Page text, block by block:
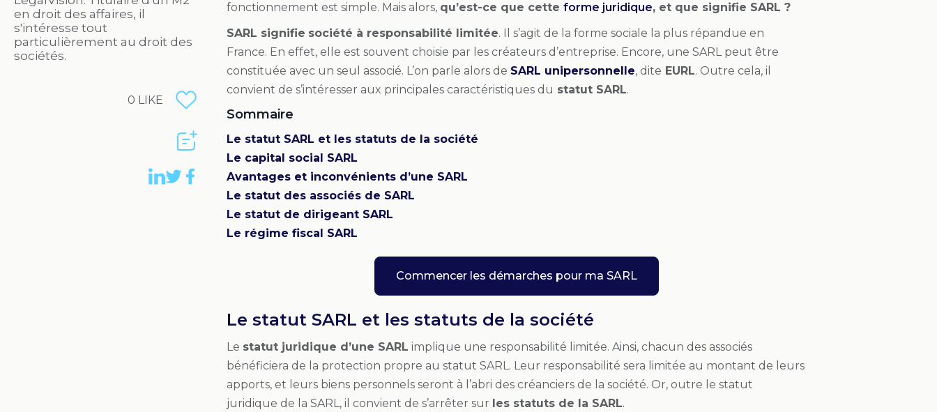
en droit des affaires, il
s'intéresse tout
particulièrement au droit des
sociétés.
0 LIKE
fonctionnement est simple. Mais alors, qu’est-ce que cette forme juridique, et que signifie SARL ?
SARL signifie société à responsabilité limitée. Il s’agit de la forme sociale la plus répandue en
France. En effet, elle est souvent choisie par les créateurs d’entreprise. Encore, une SARL peut être
constituée avec un seul associé. L’on parle alors de SARL unipersonnelle, dite EURL. Outre cela, il
convient de s’intéresser aux principales caractéristiques du statut SARL.
Sommaire
Le statut SARL et les statuts de la société
Le capital social SARL
Avantages et inconvénients d’une SARL
Le statut des associés de SARL
Le statut de dirigeant SARL
Le régime fiscal SARL
Commencer les démarches pour ma SARL
Le statut SARL et les statuts de la société
Le statut juridique d’une SARL implique une responsabilité limitée. Ainsi, chacun des associés
bénéficiera de la protection propre au statut SARL. Leur responsabilité sera limitée au montant de leurs
apports, et leurs biens personnels seront à l’abri des créanciers de la société. Or, outre le statut
juridique de la SARL, il convient de s’arrêter sur les statuts de la SARL.